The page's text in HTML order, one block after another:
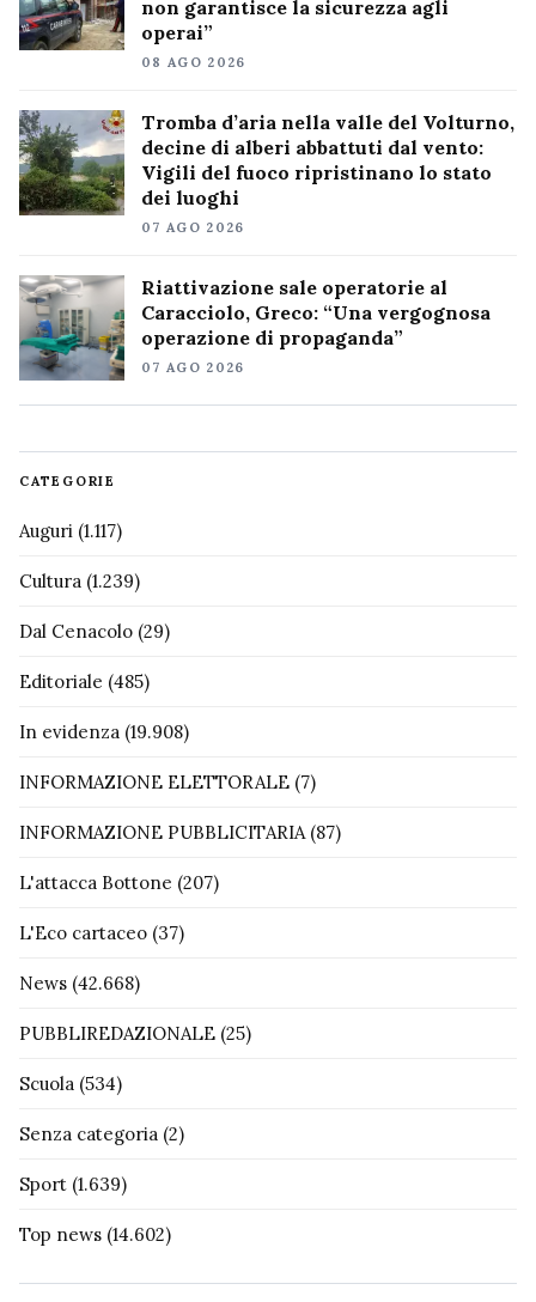
non garantisce la sicurezza agli
operai”
08 AGO 2026
Tromba d’aria nella valle del Volturno,
decine di alberi abbattuti dal vento:
Vigili del fuoco ripristinano lo stato
dei luoghi
07 AGO 2026
Riattivazione sale operatorie al
Caracciolo, Greco: “Una vergognosa
operazione di propaganda”
07 AGO 2026
CATEGORIE
Auguri (1.117)
Cultura (1.239)
Dal Cenacolo (29)
Editoriale (485)
In evidenza (19.908)
INFORMAZIONE ELETTORALE (7)
INFORMAZIONE PUBBLICITARIA(87)
L'attacca Bottone (207)
L'Eco cartaceo (37)
News (42.668)
PUBBLIREDAZIONALE (25)
Scuola (534)
Senza categoria (2)
Sport (1.639)
Top news (14.602)